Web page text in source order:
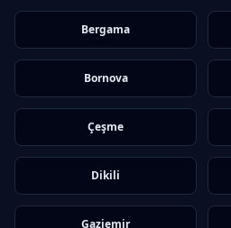
Bergama
Bornova
Çeşme
Dikili
Gaziemir